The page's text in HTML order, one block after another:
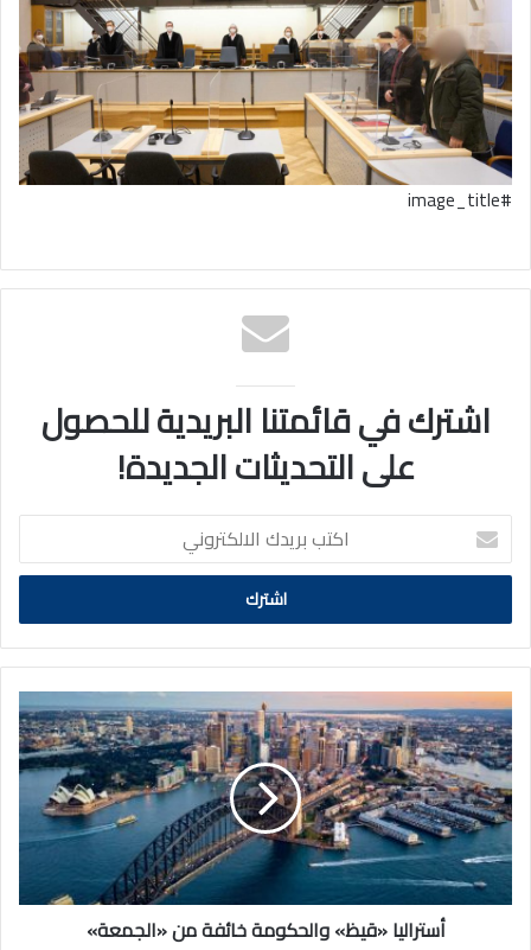
#image_title
اشترك في قائمتنا البريدية للحصول
على التحديثات الجديدة!
اكتب
بريدك
الالكتروني
أستراليا
«قيظ»
والحكومة
خائفة
من
«الجمعة»
أستراليا «قيظ» والحكومة خائفة من «الجمعة»